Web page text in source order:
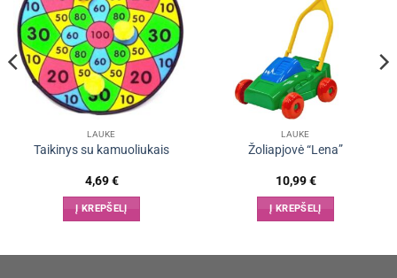
LAUKE
Taikinys su kamuoliukais
4,69€
Į KREPŠELĮ
LAUKE
Žoliapjovė “Lena”
10,99€
Į KREPŠELĮ